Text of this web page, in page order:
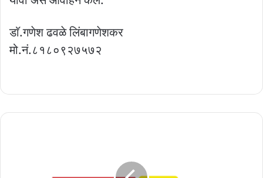
डाॅ.गणेश ढवळे लिंबागणेशकर
मो.नं.८१८०९२७५७२